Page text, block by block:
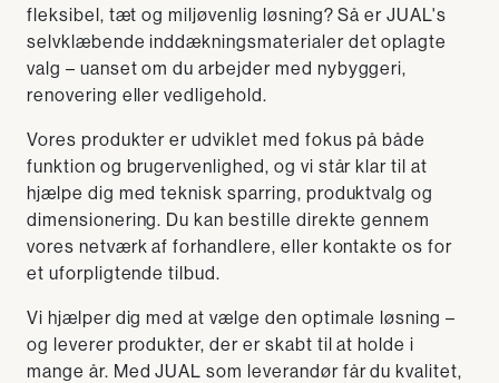
fleksibel, tæt og miljøvenlig løsning? Så er JUAL's
selvklæbende inddækningsmaterialer det oplagte
valg – uanset om du arbejder med nybyggeri,
renovering eller vedligehold.
Vores produkter er udviklet med fokus på både
funktion og brugervenlighed, og vi står klar til at
hjælpe dig med teknisk sparring, produktvalg og
dimensionering. Du kan bestille direkte gennem
vores netværk af forhandlere, eller kontakte os for
et uforpligtende tilbud.
Vi hjælper dig med at vælge den optimale løsning –
og leverer produkter, der er skabt til at holde i
mange år. Med JUAL som leverandør får du kvalitet,